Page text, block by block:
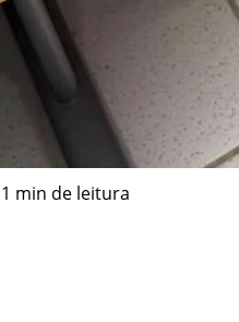
1 min de leitura